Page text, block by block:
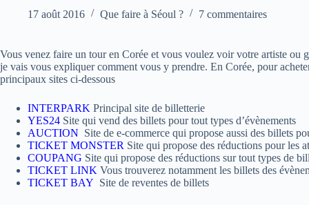
17 août 2016 Que faire à Séoul ? 7 commentaires
Vous venez faire un tour en Corée et vous voulez voir votre artiste ou
je vais vous expliquer comment vous y prendre. En Corée, pour
principaux sites ci-dessous
INTERPARK Principal site de billetterie
YES24 Site qui vend des billets pour tout types d’évènements
AUCTION Site de e-commerce qui propose aussi des billets
TICKET MONSTER Site qui propose des réductions pour les
COUPANG Site qui propose des réductions sur tout types de
TICKET LINK Vous trouverez notamment les billets des
TICKET BAY Site de reventes de billets